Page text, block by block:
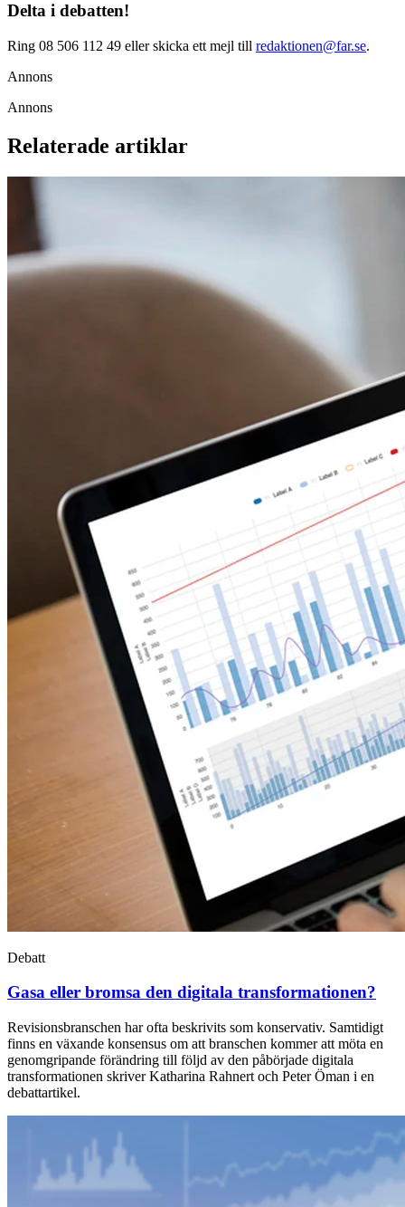
Delta i debatten!
Ring 08 506 112 49 eller skicka ett mejl till redaktionen@far.se.
Annons
Annons
Relaterade artiklar
Debatt
Gasa eller bromsa den digitala transformationen?
Revisionsbranschen har ofta beskrivits som konservativ. Samtidigt
finns en växande konsensus om att branschen kommer att möta en
genomgripande förändring till följd av den påbörjade digitala
transformationen skriver Katharina Rahnert och Peter Öman i en
debattartikel.